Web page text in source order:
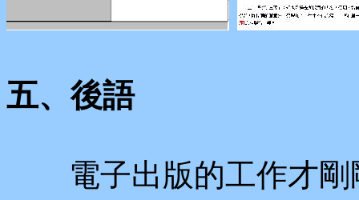
五、後語
電子出版的工作才剛